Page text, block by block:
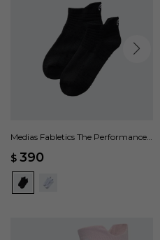
Medias Fabletics The Performance -
$ 390